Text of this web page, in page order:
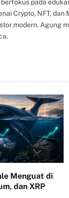
pada
Crypto, NFT,
modern. Agung
Menguat di
dan XRP